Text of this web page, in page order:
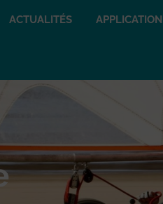
ACTUALITÉS APPLICATION